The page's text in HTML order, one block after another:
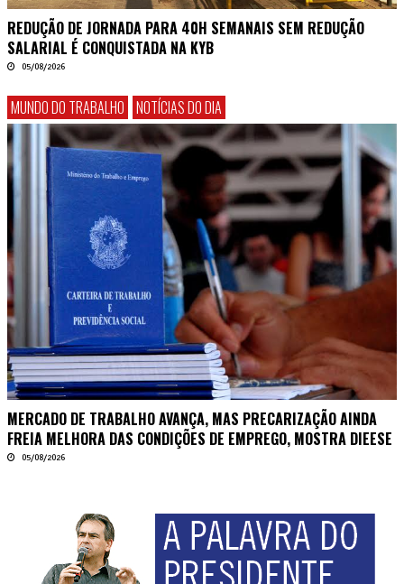
REDUÇÃO DE JORNADA PARA 40H SEMANAIS SEM REDUÇÃO
SALARIAL É CONQUISTADA NA KYB
05/08/2026
MUNDO DO TRABALHO NOTÍCIAS DO DIA
MERCADO DE TRABALHO AVANÇA, MAS PRECARIZAÇÃO AINDA
FREIA MELHORA DAS CONDIÇÕES DE EMPREGO, MOSTRA DIEESE
05/08/2026